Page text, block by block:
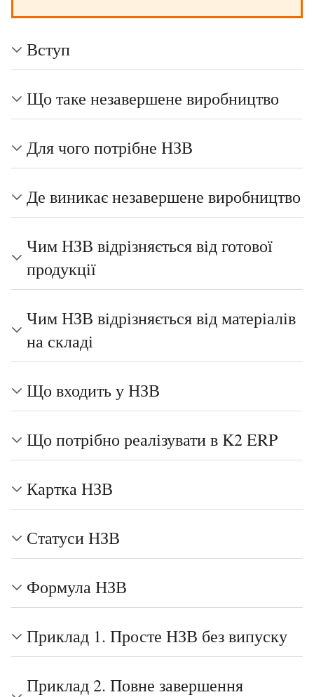
Вступ
Що таке незавершене виробництво
Для чого потрібне НЗВ
Де виникає незавершене виробництво
Чим НЗВ відрізняється від готової
продукції
Чим НЗВ відрізняється від матеріалів
на складі
Що входить у НЗВ
Що потрібно реалізувати в K2 ERP
Картка НЗВ
Статуси НЗВ
Формула НЗВ
Приклад 1. Просте НЗВ без випуску
Приклад 2. Повне завершення